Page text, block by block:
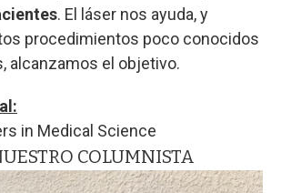
. El láser nos ayuda, y
procedimientos poco conocidos
alcanzamos el objetivo.
in Medical Science
COLUMNISTA